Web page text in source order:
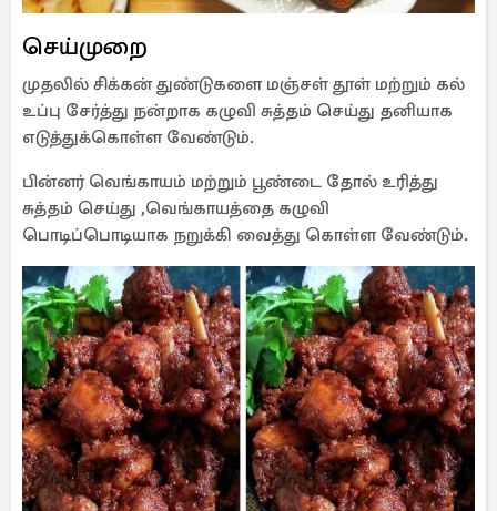
செய்முறை
முதலில் சிக்கன் துண்டுகளை மஞ்சள் தூள் மற்றும் கல்
உப்பு சேர்த்து நன்றாக கழுவி சுத்தம் செய்து தனியாக
எடுத்துக்கொள்ள வேண்டும்.
பின்னர் வெங்காயம் மற்றும் பூண்டை தோல் உரித்து
சுத்தம் செய்து ,வெங்காயத்தை கழுவி
பொடிப்பொடியாக நறுக்கி வைத்து கொள்ள வேண்டும்.